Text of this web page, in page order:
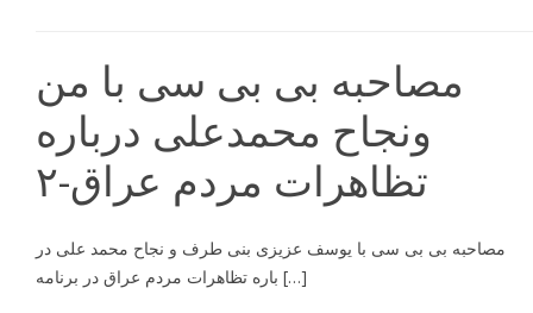
مصاحبه بی بی سی با من
ونجاح محمدعلی درباره
تظاهرات مردم عراق-۲
مصاحبه بى بى سى با يوسف عزيزى بنى طرف و نجاح محمد على در
باره تظاهرات مردم عراق در برنامه […]